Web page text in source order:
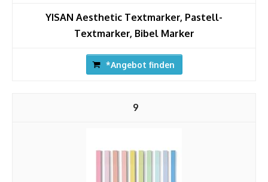
YISAN Aesthetic Textmarker, Pastell-
Textmarker, Bibel Marker
*Angebot finden
9